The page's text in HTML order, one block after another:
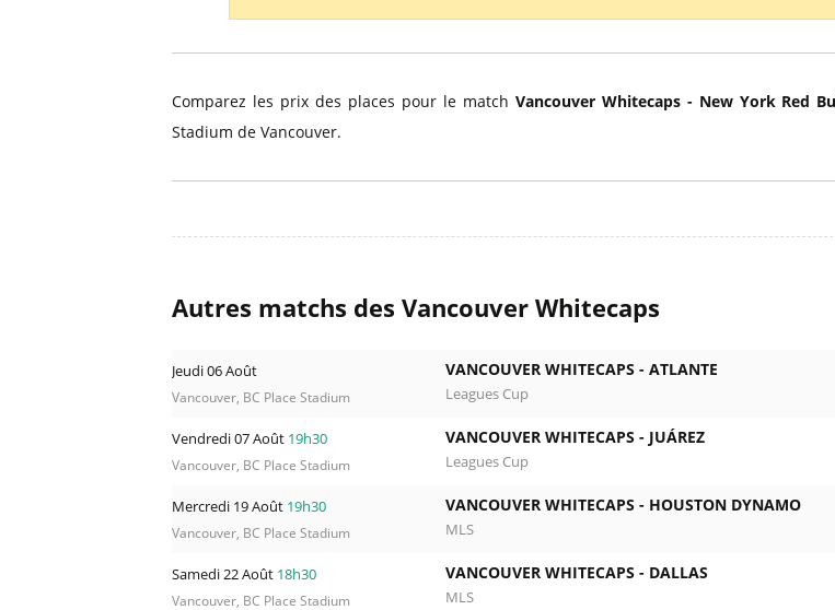
Billets Saudi Pro League
Comparez les prix des places pour le match Vancouver Whitecaps - New York Red
Stadium de Vancouver.
Autres matchs des Vancouver Whitecaps
Jeudi 06 Août
Vancouver, BC Place Stadium
VANCOUVER WHITECAPS - ATLANTE
Leagues Cup
Vendredi 07 Août 19h30
Vancouver, BC Place Stadium
VANCOUVER WHITECAPS - JUÁREZ
Leagues Cup
Mercredi 19 Août 19h30
Vancouver, BC Place Stadium
VANCOUVER WHITECAPS - HOUSTON DYNAMO
MLS
Samedi 22 Août 18h30
Vancouver, BC Place Stadium
VANCOUVER WHITECAPS - DALLAS
MLS